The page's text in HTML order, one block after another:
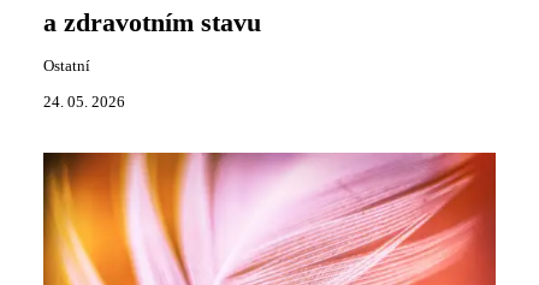
a zdravotním stavu
Ostatní
24. 05. 2026